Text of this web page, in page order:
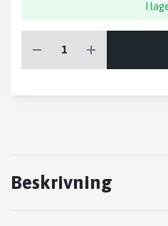
I
Beskrivning